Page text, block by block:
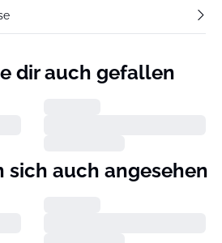
dir auch gefallen
sich auch angesehen